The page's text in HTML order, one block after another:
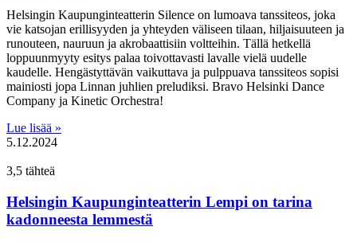
Helsingin Kaupunginteatterin Silence on lumoava tanssiteos, joka
vie katsojan erillisyyden ja yhteyden väliseen tilaan, hiljaisuuteen ja
runouteen, nauruun ja akrobaattisiin voltteihin. Tällä hetkellä
loppuunmyyty esitys palaa toivottavasti lavalle vielä uudelle
kaudelle. Hengästyttävän vaikuttava ja pulppuava tanssiteos sopisi
mainiosti jopa Linnan juhlien preludiksi. Bravo Helsinki Dance
Company ja Kinetic Orchestra!
Lue lisää »
5.12.2024
3,5 tähteä
Helsingin Kaupunginteatterin Lempi on tarina
kadonneesta lemmestä